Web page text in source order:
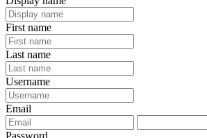
First name
Last name
Username
Email
Password